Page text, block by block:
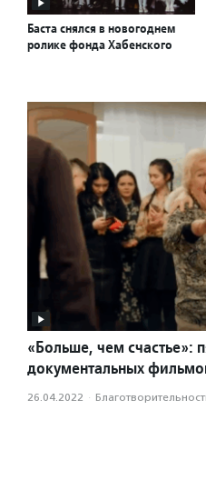
Баста снялся в новогоднем
ролике фонда Хабенского
«Больше, чем счастье»:
документальных
26.04.2022 ·